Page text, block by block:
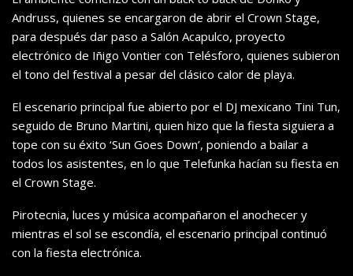
Andruss, quienes se encargaron de abrir el Crown Stage,
para después dar paso a Salón Acapulco, proyecto
electrónico de Iñigo Vontier con Telésforo, quienes subieron
el tono del festival a pesar del clásico calor de playa.
El escenario principal fue abierto por el DJ mexicano Tini Tun,
seguido de Bruno Martini, quien hizo que la fiesta siguiera a
tope con su éxito ‘Sun Goes Down’, poniendo a bailar a
todos los asistentes, en lo que Telefunka hacían su fiesta en
el Crown Stage.
Pirotecnia, luces y música acompañaron el anochecer y
mientras el sol se escondía, el escenario principal continuó
con la fiesta electrónica.